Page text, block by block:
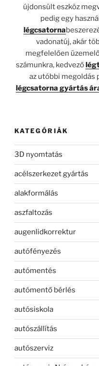
újdonsült eszköz
pedig egy
légcsatorna
vadonatúj, akár
megfelelően
számunkra, kedvező
az utóbbi megoldás
légcsatorna gyártás
KATEGÓRIÁK
3D nyomtatás
acélszerkezet gyártás
alakformálás
aszfaltozás
augenlidkorrektur
autófényezés
autómentés
autómentő bérlés
autósiskola
autószállítás
autószerviz